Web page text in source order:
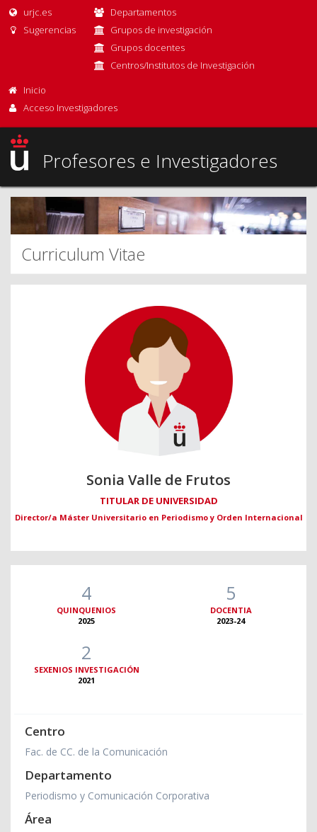
urjc.es
Sugerencias
Departamentos
Grupos de investigación
Grupos docentes
Centros/Institutos de Investigación
Inicio
Acceso Investigadores
Profesores e Investigadores
Curriculum Vitae
Sonia Valle de Frutos
TITULAR DE UNIVERSIDAD
Director/a Máster Universitario en Periodismo y Orden Internacional
4
QUINQUENIOS
2025
5
DOCENTIA
2023-24
2
SEXENIOS INVESTIGACIÓN
2021
Centro
Fac. de CC. de la Comunicación
Departamento
Periodismo y Comunicación Corporativa
Área